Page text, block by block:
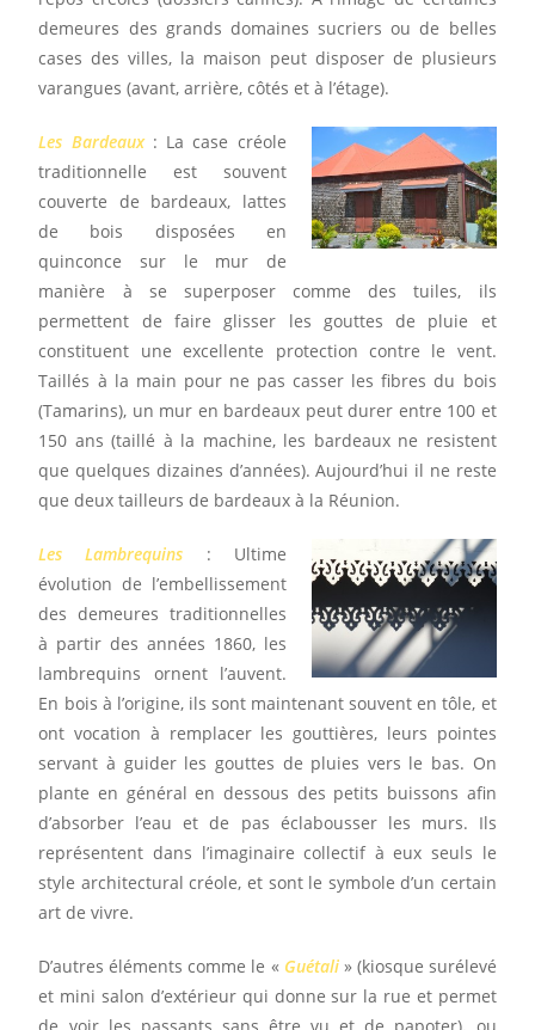
demeures des grands domaines sucriers ou de belles
cases des villes, la maison peut disposer de plusieurs
varangues (avant, arrière, côtés et à l’étage).
Les Bardeaux: La case créole
traditionnelle est souvent
couverte de bardeaux, lattes
de bois disposées en
quinconce sur le mur de
manière à se superposer comme des tuiles, ils
permettent de faire glisser les gouttes de pluie et
constituent une excellente protection contre le vent.
Taillés à la main pour ne pas casser les fibres du bois
(Tamarins), un mur en bardeaux peut durer entre 100 et
150 ans (taillé à la machine, les bardeaux ne resistent
que quelques dizaines d’années). Aujourd’hui il ne reste
que deux tailleurs de bardeaux à la Réunion.
Les Lambrequins : Ultime
évolution de l’embellissement
des demeures traditionnelles
à partir des années 1860, les
lambrequins ornent l’auvent.
En bois à l’origine, ils sont maintenant souvent en tôle, et
ont vocation à remplacer les gouttières, leurs pointes
servant à guider les gouttes de pluies vers le bas. On
plante en général en dessous des petits buissons afin
d’absorber l’eau et de pas éclabousser les murs. Ils
représentent dans l’imaginaire collectif à eux seuls le
style architectural créole, et sont le symbole d’un certain
art de vivre.
D’autres éléments comme le « Guétali» (kiosque surélevé
et mini salon d’extérieur qui donne sur la rue et permet